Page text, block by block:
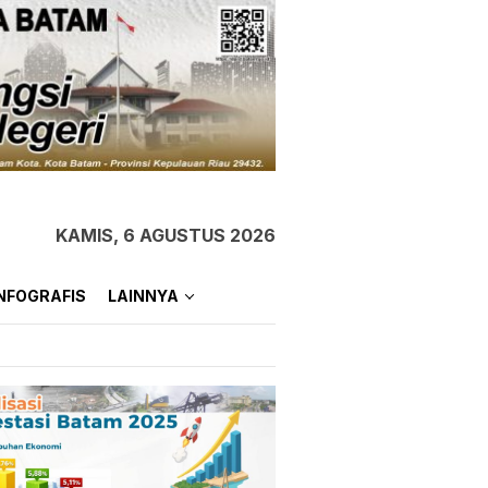
KAMIS, 6 AGUSTUS 2026
LAINNYA